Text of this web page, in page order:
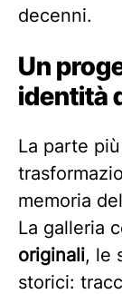
decenni.
Un
identità
La parte
memoria
La galleria
originali, le
storici: